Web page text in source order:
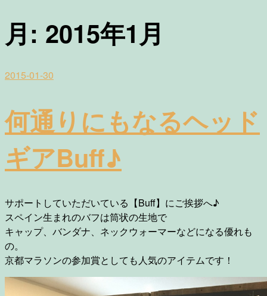
月: 2015年1月
2015-01-30
何通りにもなるヘッド
ギアBuff♪
サポートしていただいている【Buff】にご挨拶へ♪
スペイン生まれのバフは筒状の生地で
キャップ、バンダナ、ネックウォーマーなどになる優れも
の。
京都マラソンの参加賞としても人気のアイテムです！